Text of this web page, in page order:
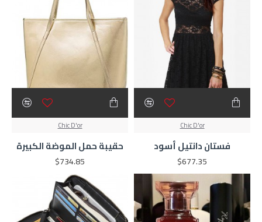
Chic D'or
فستان دانتيل أسود
$677.35
Chic D'or
حقيبة حمل الموضة الكبيرة
$734.85